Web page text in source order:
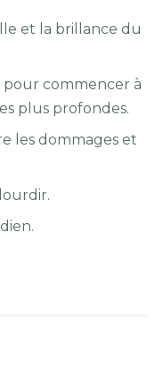
et la brillance du
commencer à
plus profondes.
les dommages et